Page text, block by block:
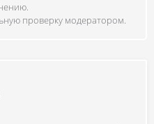
проверку модератором.